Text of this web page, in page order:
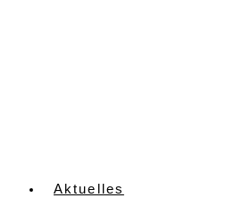
Aktuelles